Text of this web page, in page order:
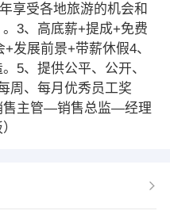
享受各地旅游的机会和
3、高底薪+提成+免费
发展前景+带薪休假4、
5、提供公平、公开、
周、每月优秀员工奖
售主管—销售总监—经理